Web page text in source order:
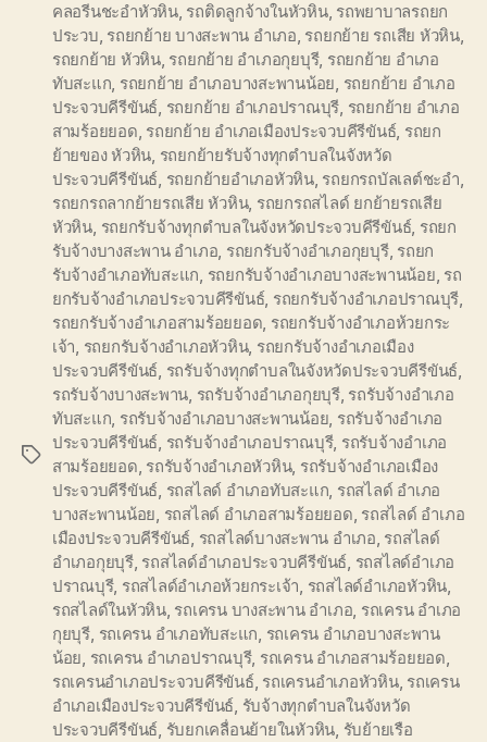
Tags
คลอรีนชะอำหัวหิน, รถติดลูกจ้างในหัวหิน, รถพยาบาลรถยก
ประวบ, รถยกย้าย บางสะพาน อำเภอ, รถยกย้าย รถเสีย หัวหิน,
รถยกย้าย หัวหิน, รถยกย้าย อำเภอกุยบุรี, รถยกย้าย อำเภอ
ทับสะแก, รถยกย้าย อำเภอบางสะพานน้อย, รถยกย้าย อำเภอ
ประจวบคีรีขันธ์, รถยกย้าย อำเภอปราณบุรี, รถยกย้าย อำเภอ
สามร้อยยอด, รถยกย้าย อำเภอเมืองประจวบคีรีขันธ์, รถยก
ย้ายของ หัวหิน, รถยกย้ายรับจ้างทุกตำบลในจังหวัด
ประจวบคีรีขันธ์, รถยกย้ายอำเภอหัวหิน, รถยกรถบัลเลต์ชะอำ,
รถยกรถลากย้ายรถเสีย หัวหิน, รถยกรถสไลด์ ยกย้ายรถเสีย
หัวหิน, รถยกรับจ้างทุกตำบลในจังหวัดประจวบคีรีขันธ์, รถยก
รับจ้างบางสะพาน อำเภอ, รถยกรับจ้างอำเภอกุยบุรี, รถยก
รับจ้างอำเภอทับสะแก, รถยกรับจ้างอำเภอบางสะพานน้อย, รถ
ยกรับจ้างอำเภอประจวบคีรีขันธ์, รถยกรับจ้างอำเภอปราณบุรี,
รถยกรับจ้างอำเภอสามร้อยยอด, รถยกรับจ้างอำเภอห้วยกระ
เจ้า, รถยกรับจ้างอำเภอหัวหิน, รถยกรับจ้างอำเภอเมือง
ประจวบคีรีขันธ์, รถรับจ้างทุกตำบลในจังหวัดประจวบคีรีขันธ์,
รถรับจ้างบางสะพาน, รถรับจ้างอำเภอกุยบุรี, รถรับจ้างอำเภอ
ทับสะแก, รถรับจ้างอำเภอบางสะพานน้อย, รถรับจ้างอำเภอ
ประจวบคีรีขันธ์, รถรับจ้างอำเภอปราณบุรี, รถรับจ้างอำเภอ
สามร้อยยอด, รถรับจ้างอำเภอหัวหิน, รถรับจ้างอำเภอเมือง
ประจวบคีรีขันธ์, รถสไลด์ อำเภอทับสะแก, รถสไลด์ อำเภอ
บางสะพานน้อย, รถสไลด์ อำเภอสามร้อยยอด, รถสไลด์ อำเภอ
เมืองประจวบคีรีขันธ์, รถสไลด์บางสะพาน อำเภอ, รถสไลด์
อำเภอกุยบุรี, รถสไลด์อำเภอประจวบคีรีขันธ์, รถสไลด์อำเภอ
ปราณบุรี, รถสไลด์อำเภอห้วยกระเจ้า, รถสไลด์อำเภอหัวหิน,
รถสไลด์ในหัวหิน, รถเครน บางสะพาน อำเภอ, รถเครน อำเภอ
กุยบุรี, รถเครน อำเภอทับสะแก, รถเครน อำเภอบางสะพาน
น้อย, รถเครน อำเภอปราณบุรี, รถเครน อำเภอสามร้อยยอด,
รถเครนอำเภอประจวบคีรีขันธ์, รถเครนอำเภอหัวหิน, รถเครน
อำเภอเมืองประจวบคีรีขันธ์, รับจ้างทุกตำบลในจังหวัด
ประจวบคีรีขันธ์, รับยกเคลื่อนย้ายในหัวหิน, รับย้ายเรือ